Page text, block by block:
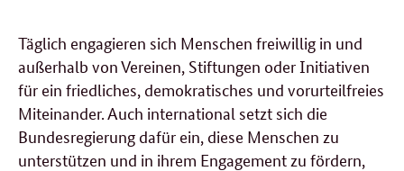
Täglich engagieren sich Menschen freiwillig in und
außerhalb von Vereinen, Stiftungen oder Initiativen
für ein friedliches, demokratisches und vorurteilfreies
Miteinander. Auch international setzt sich die
Bundesregierung dafür ein, diese Menschen zu
unterstützen und in ihrem Engagement zu fördern,